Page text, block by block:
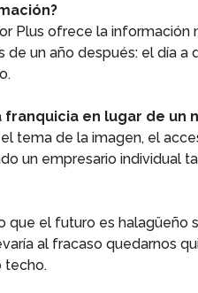
Plus ofrece la
un año después: el día
en lugar de
tema de la imagen, el
un empresario individual
que el futuro es
al fracaso quedarnos
techo.